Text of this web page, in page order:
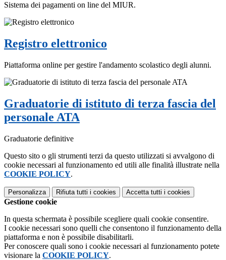
Sistema dei pagamenti on line del MIUR.
Registro elettronico
Piattaforma online per gestire l'andamento scolastico degli alunni.
Graduatorie di istituto di terza fascia del
personale ATA
Graduatorie definitive
Questo sito o gli strumenti terzi da questo utilizzati si avvalgono di
cookie necessari al funzionamento ed utili alle finalità illustrate nella
COOKIE POLICY.
Personalizza Rifiuta tutti i cookies Accetta tutti i cookies
Gestione cookie
In questa schermata è possibile scegliere quali cookie consentire.
I cookie necessari sono quelli che consentono il funzionamento della
piattaforma e non è possibile disabilitarli.
Per conoscere quali sono i cookie necessari al funzionamento potete
visionare la COOKIE POLICY.